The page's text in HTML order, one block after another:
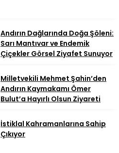
Andırın Dağlarında Doğa Şöleni:
Sarı Mantıvar ve Endemik
Çiçekler Görsel Ziyafet Sunuyor
Milletvekili Mehmet Şahin’den
Andırın Kaymakamı Ömer
Bulut’a Hayırlı Olsun Ziyareti
İstiklal Kahramanlarına Sahip
Çıkıyor